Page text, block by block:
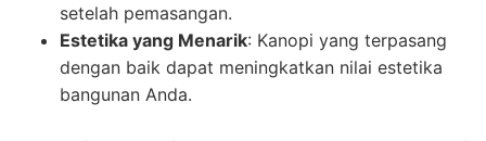
setelah pemasangan.
Estetika yang Menarik: Kanopi yang terpasang
dengan baik dapat meningkatkan nilai estetika
bangunan Anda.